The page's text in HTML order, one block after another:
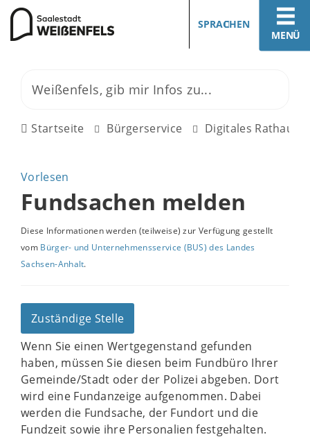
MENÜ
SPRACHEN
Startseite Bürgerservice Digitales Rathaus
Vorlesen
Fundsachen melden
Diese Informationen werden (teilweise) zur Verfügung gestellt
vom Bürger- und Unternehmensservice (BUS) des Landes
Sachsen-Anhalt.
Zuständige Stelle
Wenn Sie einen Wertgegenstand gefunden
haben, müssen Sie diesen beim Fundbüro Ihrer
Gemeinde/Stadt oder der Polizei abgeben. Dort
wird eine Fundanzeige aufgenommen. Dabei
werden die Fundsache, der Fundort und die
Fundzeit sowie ihre Personalien festgehalten.